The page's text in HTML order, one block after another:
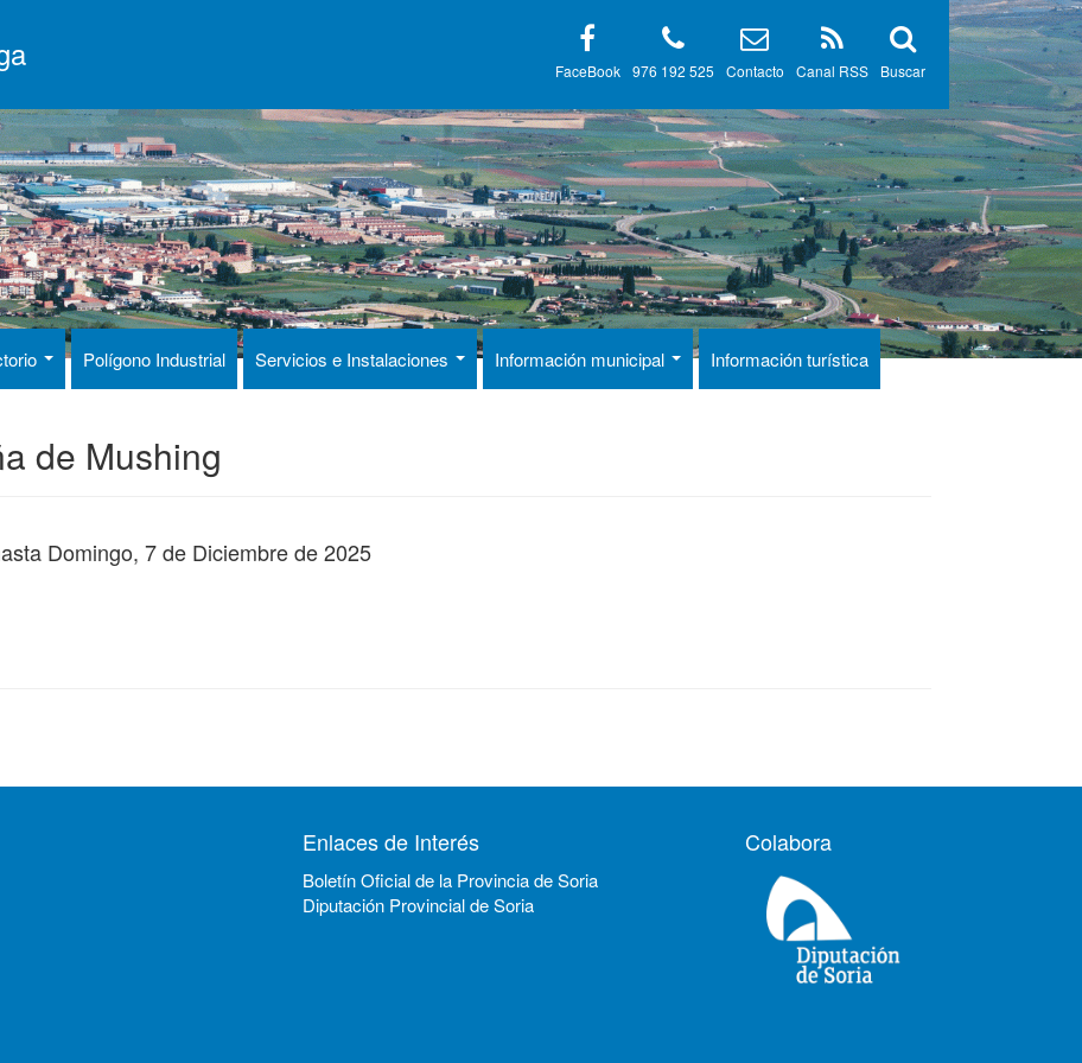
Buscar
Canal RSS
Contacto
976 192 525
FaceBook
Polígono Industrial Servicios e Instalaciones Información municipal Información turística
de Mushing
Domingo, 7 de Diciembre de 2025
Enlaces de Interés
Boletín Oficial de la Provincia de Soria
Diputación Provincial de Soria
Colabora